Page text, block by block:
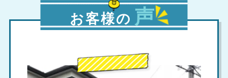
お客様の 声